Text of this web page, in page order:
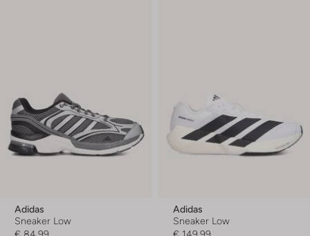
Adidas
Sneaker Low
Adidas
Sneaker Low